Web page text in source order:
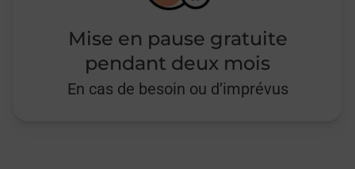
Mise en pause gratuite
pendant deux mois
En cas de besoin ou d’imprévus